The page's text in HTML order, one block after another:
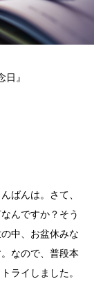
』
ばんは。さて、
んですか？そう
中、お盆休みな
なので、普段本
ライしました。